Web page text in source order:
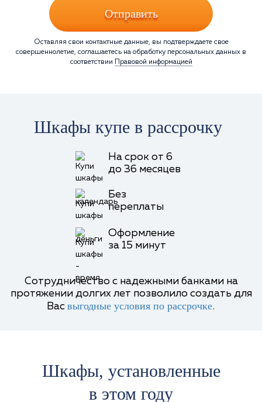
Отправить
Оставляя свои контактные данные, вы подтверждаете свое
совершеннолетие, соглашаетесь на обработку персональных данных в
соответствии
Правовой информацией
Шкафы купе в рассрочку
На срок от 6
до 36 месяцев
Без
переплаты
Оформление
за 15 минут
Сотрудничество с надежными банками на
протяжении долгих лет позволило создать для
Вас выгодные условия по рассрочке.
Шкафы, установленные
в этом году